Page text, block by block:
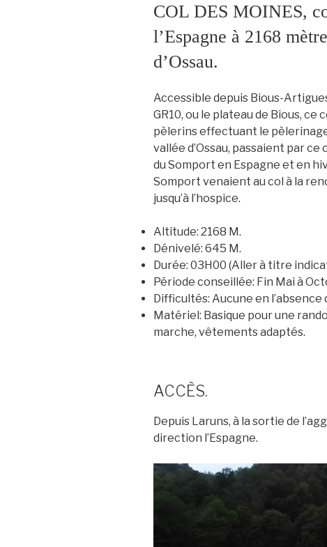
COL DES MOINES,
l’Espagne à 2168
d’Ossau.
Accessible depuis Bious-
GR10, ou le plateau de Bious, ce
pèlerins effectuant le
vallée d’Ossau, passaient par
du Somport en Espagne et en
Somport venaient au col à la
jusqu’à l’hospice.
Altitude: 2168 M.
Dénivelé: 645 M.
Durée: 03H00 (Aller à titre
Période conseillée: Fin Mai à
Difficultés: Aucune en l’absence
Matériel: Basique pour une
marche, vêtements adaptés.
ACCÈS.
Depuis Laruns, à la sortie de
direction l’Espagne.